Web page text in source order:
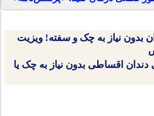
بدون نیاز به چک و سفته! ویزیت
دندان اقساطی بدون نیاز به چک یا